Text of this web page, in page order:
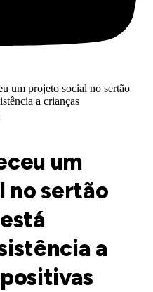
um projeto social no sertão
a crianças
um
no sertão
a